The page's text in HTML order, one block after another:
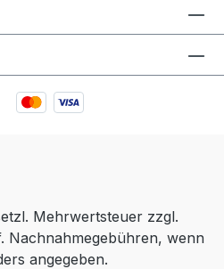
Mehrwertsteuer zzgl.
Nachnahmegebühren, wenn
angegeben.